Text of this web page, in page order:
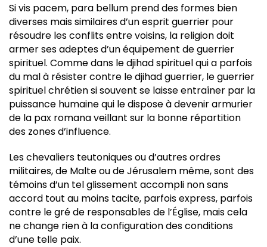
Si vis pacem, para bellum prend des formes bien
diverses mais similaires d’un esprit guerrier pour
résoudre les conflits entre voisins, la religion doit
armer ses adeptes d’un équipement de guerrier
spirituel. Comme dans le djihad spirituel qui a parfois
du mal à résister contre le djihad guerrier, le guerrier
spirituel chrétien si souvent se laisse entraîner par la
puissance humaine qui le dispose à devenir armurier
de la pax romana veillant sur la bonne répartition
des zones d’influence.
Les chevaliers teutoniques ou d’autres ordres
militaires, de Malte ou de Jérusalem même, sont des
témoins d’un tel glissement accompli non sans
accord tout au moins tacite, parfois express, parfois
contre le gré de responsables de l’Église, mais cela
ne change rien à la configuration des conditions
d’une telle paix.